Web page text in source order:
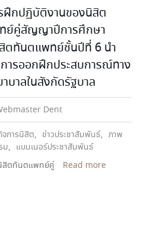
ฝึกปฏิบัติงานของนิสิต
ย์คู่สัญญาปีการศึกษา
ตทันตแพทย์ชั้นปีที่ 6 นำ
ารออกฝึกประสบการณ์ทาง
บาลในสังกัดรัฐบาล
Dent
จการนิสิต, ข่าวประชาสัมพันธ์, ภาพ
ม, แบนเนอร์ประชาสัมพันธ์
สิตทันตแพทย์คู่
Read more